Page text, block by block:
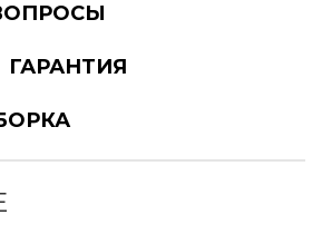
ГАРАНТИЯ